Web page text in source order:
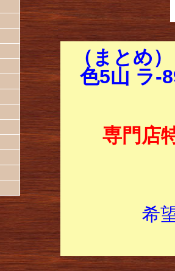
（まとめ
色5山 ラ-
専門店
希